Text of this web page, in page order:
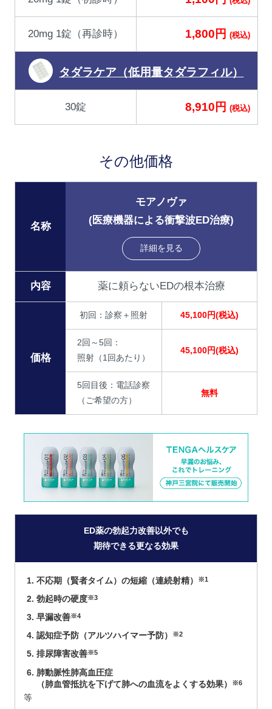
20mg 1錠（再診時） 1,800円 (税込)
タダラケア（低用量タダラフィル）
30錠 8,910円 (税込)
その他価格
名称
モアノヴァ
(医療機器による衝撃波ED治療)
詳細を見る
内容 薬に頼らないEDの根本治療
価格
初回：診察＋照射 45,100円(税込)
2回～5回：
照射（1回あたり）
45,100円(税込)
5回目後：電話診察
（ご希望の方）
無料
ED薬の勃起力改善以外でも
期待できる更なる効果
不応期（賢者タイム）の短縮（連続射精） ※1
勃起時の硬度※3
早漏改善※4
認知症予防（アルツハイマー予防） ※2
排尿障害改善※5
肺動脈性肺高血圧症
（肺血管抵抗を下げて肺への血流をよくする効果）
※6
等